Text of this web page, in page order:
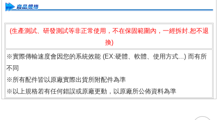
(生產測試、研發測試等非正常使用，不在保固範圍內，一經拆封.恕不退
換)
※實際傳輸速度會因您的系統效能 (EX:硬體、軟體、使用方式...) 而有所
不同
※所有配件皆以原廠實際出貨所附配件為準
※以上規格若有任何錯誤或原廠更動，以原廠所公佈資料為準